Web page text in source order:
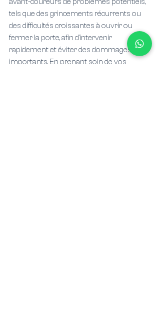
tels que des grincements récurrents ou
des difficultés croissantes à ouvrir ou
fermer la porte, afin d'intervenir
rapidement et éviter des dommages plus
importants. En prenant soin de vos